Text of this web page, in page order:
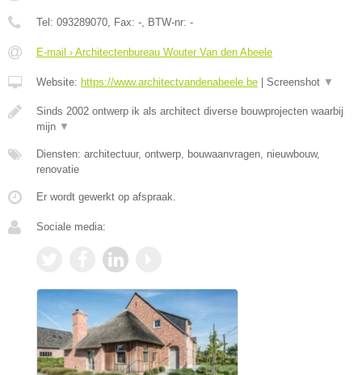
Tel: 093289070, Fax: -, BTW-nr: -
E-mail › Architectenbureau Wouter Van den Abeele
Website: https://www.architectvandenabeele.be Screenshot ▼
Sinds 2002 ontwerp ik als architect diverse bouwprojecten waarbij
mijn ▼
Diensten: architectuur, ontwerp, bouwaanvragen, nieuwbouw,
renovatie
Er wordt gewerkt op afspraak.
Sociale media: